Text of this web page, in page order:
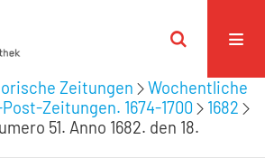
Zeitungen
Wochentliche
Zeitungen. 1674-1700
1682
51. Anno 1682. den 18.